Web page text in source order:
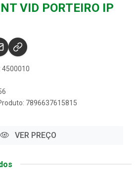
VID PORTEIRO IP
4500010
7896637615815
VER PREÇO